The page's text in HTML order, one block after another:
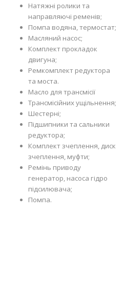
Натяжні ролики та
направляючі ременів;
Помпа водяна, термостат;
Масляний насос;
Комплект прокладок
двигуна;
Ремкомплект редуктора
та моста.
Масло для трансмісії
Трансмісійних ущільнення;
Шестерні;
Підшипники та сальники
редуктора;
Комплект зчеплення, диск
зчеплення, муфти;
Ремінь приводу
генератор, насоса гідро
підсилювача;
Помпа.